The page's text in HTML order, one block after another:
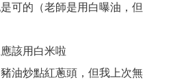
可的（老師是用白曝油，但
該用白米啦
油炒點紅蔥頭，但我上次無